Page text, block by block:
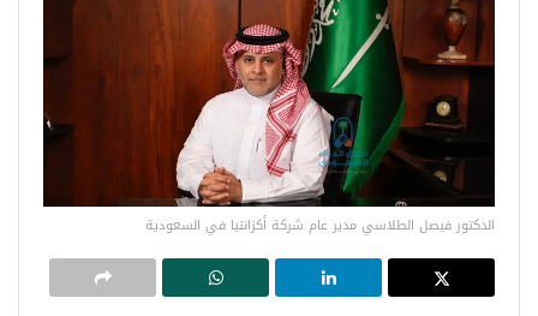
الدكتور فيصل الطلاسي مدير عام شركة أكزانتيا في السعودية